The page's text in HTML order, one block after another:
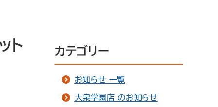
ト カテゴリー
お知らせ 一覧
大泉学園店 のお知らせ